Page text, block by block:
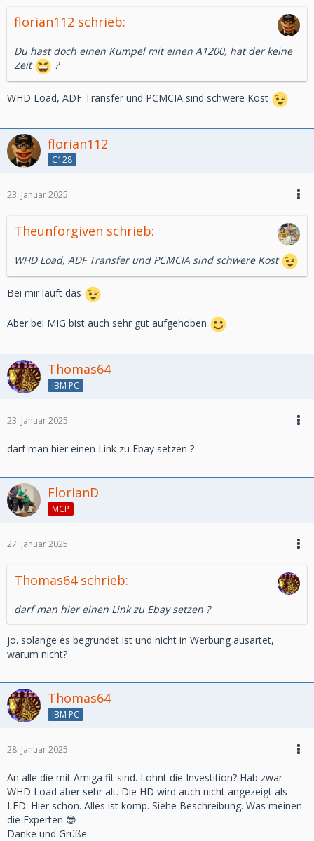
florian112 schrieb:
Du hast doch einen Kumpel mit einen A1200, hat der keine
Zeit
?
WHD Load, ADF Transfer und PCMCIA sind schwere Kost
florian112
C128
23. Januar 2025
Theunforgiven schrieb:
WHD Load, ADF Transfer und PCMCIA sind schwere Kost
Bei mir läuft das
Aber bei MIG bist auch sehr gut aufgehoben
Thomas64
IBM PC
23. Januar 2025
darf man hier einen Link zu Ebay setzen ?
FlorianD
MCP
27. Januar 2025
Thomas64 schrieb:
darf man hier einen Link zu Ebay setzen ?
jo. solange es begründet ist und nicht in Werbung ausartet,
warum nicht?
Thomas64
IBM PC
28. Januar 2025
An alle die mit Amiga fit sind. Lohnt die Investition? Hab zwar
WHD Load aber sehr alt. Die HD wird auch nicht angezeigt als
LED. Hier schon. Alles ist komp. Siehe Beschreibung. Was meinen
die Experten 😎
Danke und Grüße